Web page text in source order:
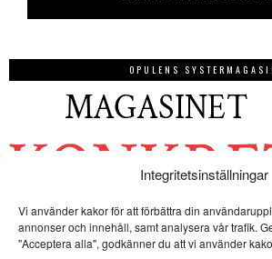
Integritetsinställningar
Vi använder kakor för att förbättra din
annonser och innehåll, samt analysera vår trafik.
"Acceptera alla", godkänner du att vi använder
OPULENS